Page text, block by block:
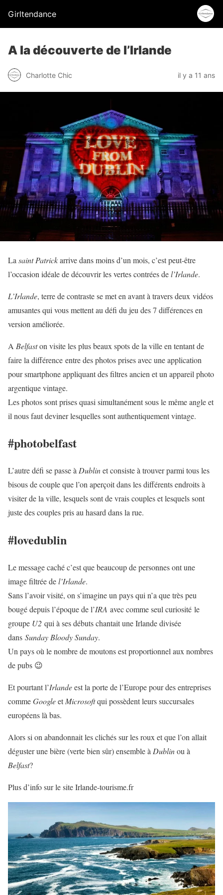
Girltendance
A la découverte de l’Irlande
Charlotte Chic il y a 11 ans
La saint Patrickarrive dans moins d’un mois, c’est peut-être
l’occasion idéale de découvrir les vertes contrées del’Irlande.
L’Irlande, terre de contraste se met en avant à travers deux vidéos
amusantes qui vous mettent au défi du jeu des 7 différences en
version améliorée.
A Belfaston visite les plus beaux spots de la ville en tentant de
faire la différence entre des photos prises avec une application
pour smartphone appliquant des filtres ancien et un appareil photo
argentique vintage.
Les photos sont prises quasi simultanément sous le même angle et
il nous faut deviner lesquelles sont authentiquement vintage.
#photobelfast
L’autre défi se passe àDublinet consiste à trouver parmi tous les
bisous de couple que l’on aperçoit dans les différents endroits à
visiter de la ville, lesquels sont de vrais couples et lesquels sont
juste des couples pris au hasard dans la rue.
#lovedublin
Le message caché c’est que beaucoup de personnes ont une
image filtrée del’Irlande.
Sans l’avoir visité, on s’imagine un pays qui n’a que très peu
bougé depuis l’époque de l’IRA avec comme seul curiosité le
groupe U2 qui à ses débuts chantait une Irlande divisée
dans Sunday Bloody Sunday.
Un pays où le nombre de moutons est proportionnel aux nombres
de pubs 😉
Et pourtant l’Irlandeest la porte de l’Europe pour des entreprises
commeGoogleetMicrosoftqui possèdent leurs succursales
européens là bas.
Alors si on abandonnait les clichés sur les roux et que l’on allait
déguster une bière (verte bien sûr) ensemble à Dublinou à
Belfast?
Plus d’info sur le site Irlande-tourisme.fr